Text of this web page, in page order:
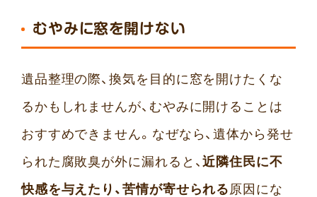
むやみに窓を開けない
遺品整理の際、換気を目的に窓を開けたくな
るかもしれませんが、むやみに開けることは
おすすめできません。なぜなら、遺体から発せ
られた腐敗臭が外に漏れると、近隣住民に不
快感を与えたり、苦情が寄せられる 原因にな